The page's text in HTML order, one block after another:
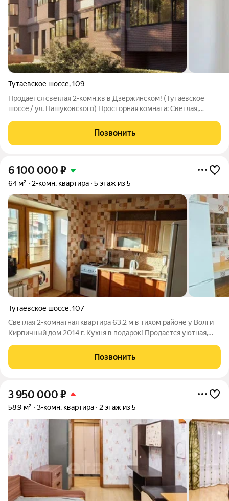
Тутаевское шоссе,109
Продаетcя cвeтлaя 2-комн.кв в Дзержинскoм! (Tутаeвcкоe
шocce / ул. Пашуковскoго) Просторная комната: Светлая,
Совмещенный санузел: Удобное современное решение.
Практичная прихожая: Достаточно
Позвонить
6 100 000 ₽
64 м² 2-комн. квартира 5 этаж из 5
Тутаевское шоссе,107
Светлая 2-комнатная квартира 63,2 м в тихом районе у Волги
Кирпичный дом 2014 г. Кухня в подарок! Продается уютная,
самых комфортных и благоустроенных районов города.
Отличный выбор для
Позвонить
3 950 000 ₽
58,9 м² 3-комн. квартира 2 этаж из 5